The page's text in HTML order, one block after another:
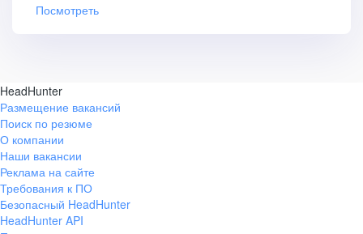
Посмотреть
HeadHunter
Размещение вакансий
Поиск по резюме
О компании
Наши вакансии
Реклама на сайте
Требования к ПО
Безопасный HeadHunter
HeadHunter API